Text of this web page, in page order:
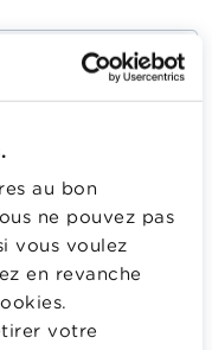
au bon
ne pouvez pas
vous voulez
en revanche
votre
jour le05.09.2025
ménage en
dans le
les autres agents